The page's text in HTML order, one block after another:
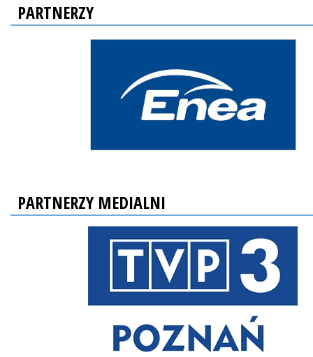
PARTNERZY
PARTNERZY MEDIALNI